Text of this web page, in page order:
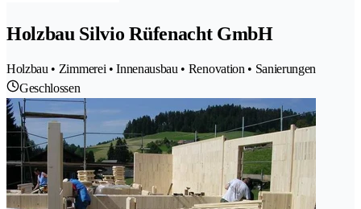
Holzbau Silvio Rüfenacht GmbH
Holzbau • Zimmerei • Innenausbau • Renovation • Sanierungen
Geschlossen